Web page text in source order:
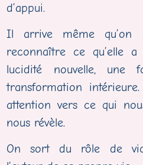
d’appui.
Il arrive même qu’on
reconnaître ce qu’elle
lucidité nouvelle, une
transformation
attention vers ce qui
nous révèle.
On sort du rôle de